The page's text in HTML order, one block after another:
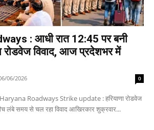
: आधी रात 12:45 पर बनी
विवाद, आज प्रदेशभर में
06/2026 0
Roadways Strike update : हरियाणा रोडवेज
लंबे समय से चल रहा विवाद आखिरकार शुक्रवार...